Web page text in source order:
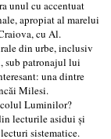
unul cu accentuat
apropiat al marelui
cu Al.
din urbe, inclusiv
sub patronajul lui
una dintre
Milesi.
Luminilor?
lecturile asidui şi
sistematice.